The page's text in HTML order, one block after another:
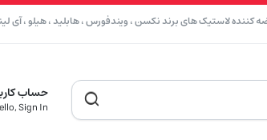
کننده لاستیک های برند نکسن ، ویندفورس ، هابلید ، هیلو ، آی
حساب
Sign In